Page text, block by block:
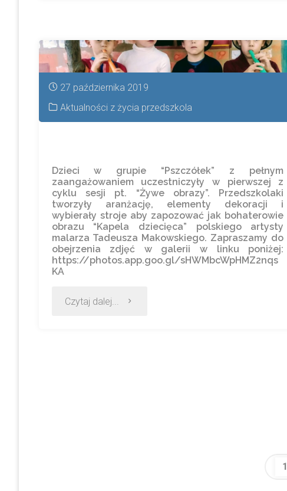
27 października 2019
Aktualności z życia przedszkola
Dzieci w grupie “Pszczółek” z pełnym
zaangażowaniem uczestniczyły w pierwszej z
cyklu sesji pt. “Żywe obrazy”. Przedszkolaki
tworzyły aranżację, elementy dekoracji i
wybierały stroje aby zapozować jak bohaterowie
obrazu “Kapela dziecięca” polskiego artysty
malarza Tadeusza Makowskiego. Zapraszamy do
obejrzenia zdjęć w galerii w linku poniżej:
https://photos.app.goo.gl/sHWMbcWpHMZ2nqs
KA
Czytaj dalej...
1